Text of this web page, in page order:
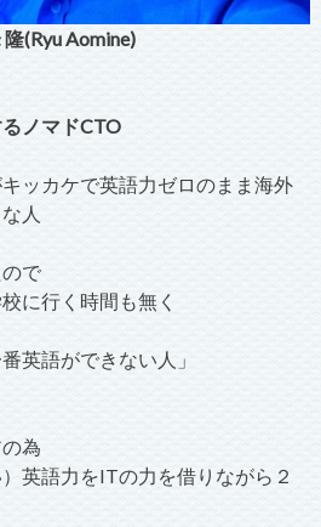
隆(Ryu Aomine)
ノマドCTO
ッカケで英語力ゼロのまま海外
人
で
に行く時間も無く
英語ができない人」
為
英語力をITの力を借りながら２